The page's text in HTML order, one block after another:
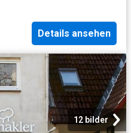
Details ansehen
12 bilder